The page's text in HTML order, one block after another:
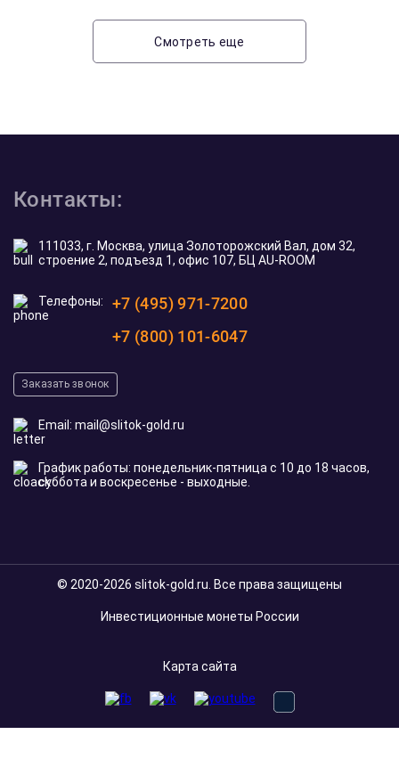
Смотреть еще
Контакты:
111033, г. Москва, улица Золоторожский Вал, дом 32,
строение 2, подъезд 1, офис 107, БЦ AU-ROOM
Телефоны:
+7 (495) 971-7200
+7 (800) 101-6047
Заказать звонок
Email: mail@slitok-gold.ru
График работы: понедельник-пятница с 10 до 18 часов,
суббота и воскресенье - выходные.
© 2020-2026 slitok-gold.ru. Все права защищены
Инвестиционные монеты России
Карта сайта